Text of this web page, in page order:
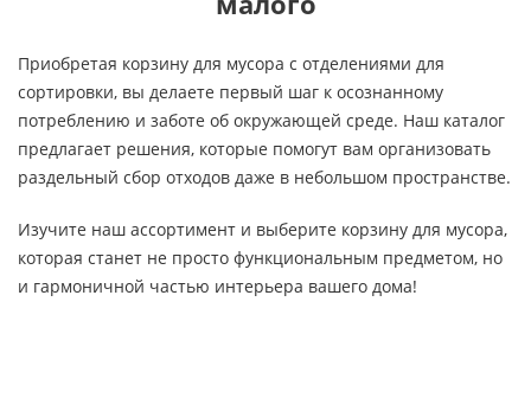
Приобретая корзину для мусора с отделениями для
сортировки, вы делаете первый шаг к осознанному
потреблению и заботе об окружающей среде. Наш каталог
предлагает решения, которые помогут вам организовать
раздельный сбор отходов даже в небольшом пространстве.
Изучите наш ассортимент и выберите корзину для мусора,
которая станет не просто функциональным предметом, но
и гармоничной частью интерьера вашего дома!